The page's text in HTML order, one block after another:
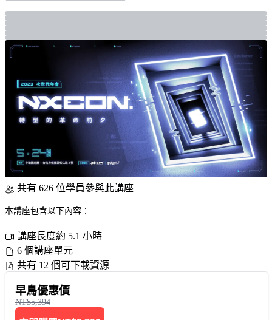
共有 626 位學員參與此講座
本講座包含以下內容：
講座長度約 5.1 小時
6 個講座單元
共有 12 個可下載資源
早鳥優惠價
NT$5,394